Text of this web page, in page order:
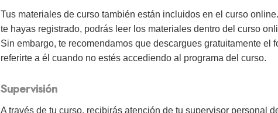
Tus materiales de curso también están incluidos en el curso
te hayas registrado, podrás leer los materiales dentro del curso
Sin embargo, te recomendamos que descargues gratuitamente el
referirte a él cuando no estés accediendo al programa del curso.
Supervisión
A través de tu curso, recibirás atención de tu supervisor personal